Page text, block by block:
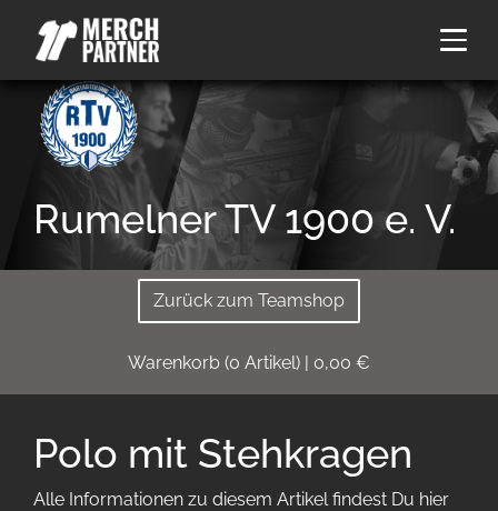
Rumelner TV 1900 e. V.
Zurück zum Teamshop
Warenkorb (0 Artikel) | 0,00 €
Polo mit Stehkragen
Alle Informationen zu diesem Artikel findest Du hier